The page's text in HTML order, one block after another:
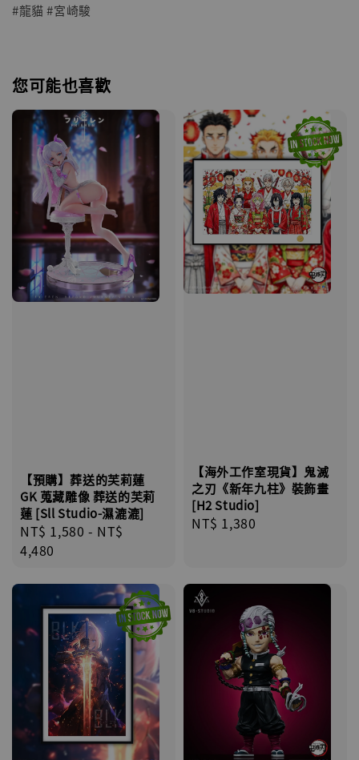
#龍貓 #宮崎駿
您可能也喜歡
【預購】葬送的芙莉蓮
GK 蒐藏雕像 葬送的芙莉
蓮 [Sll Studio-濕漉漉]
Regular
price
NT$ 1,580 - NT$
4,480
【海外工作室現貨】鬼滅
之刃《新年九柱》裝飾畫
[H2 Studio]
Regular
NT$ 1,380